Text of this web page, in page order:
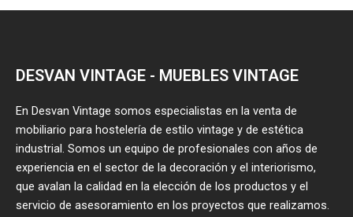
DESVAN VINTAGE - MUEBLES VINTAGE
En Desvan Vintage somos especialistas en la venta de
mobiliario para hostelería de estilo vintage y de estética
industrial. Somos un equipo de profesionales con años de
experiencia en el sector de la decoración y el interiorismo,
que avalan la calidad en la elección de los productos y el
servicio de asesoramiento en los proyectos que realizamos.